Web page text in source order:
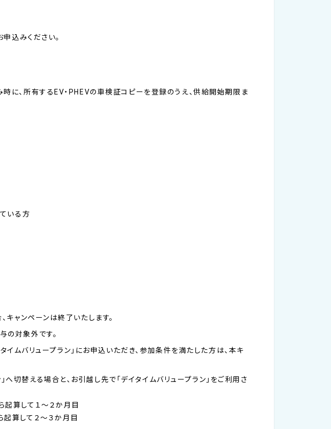
込みください。
に、所有するEV・PHEVの車検証コピーを登録のうえ、供給開始期限ま
いる方
ャンペーンは終了いたします。
の対象外です。
ムバリュープラン」にお申込いただき、参加条件を満たした方は、本キ
切替える場合と、お引越し先で「デイタイムバリュープラン」をご利用さ
起算して１～２か月目
起算して２～３か月目